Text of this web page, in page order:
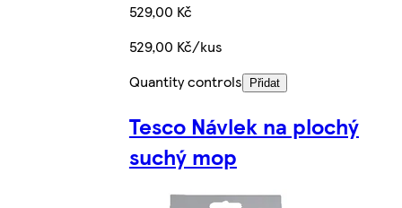
529,00 Kč
529,00 Kč/kus
Quantity controls
Přidat
Tesco Návlek na plochý
suchý mop